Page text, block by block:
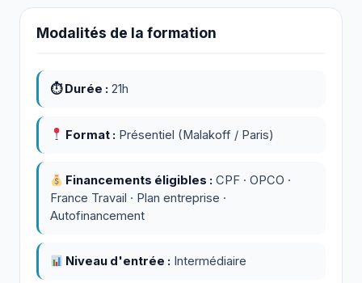
Modalités de la formation
⏱ Durée : 21h
Format : Présentiel (Malakoff / Paris)
Financements éligibles : CPF · OPCO ·
France Travail · Plan entreprise ·
Autofinancement
Niveau d'entrée : Intermédiaire